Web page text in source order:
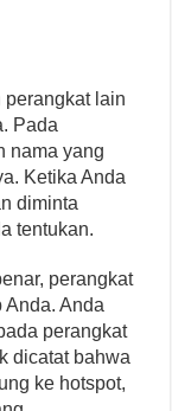
perangkat lain
Pada
nama yang
Ketika Anda
diminta
tentukan.
perangkat
Anda. Anda
perangkat
dicatat bahwa
ke hotspot,